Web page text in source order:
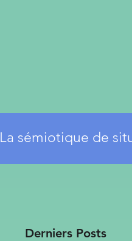
La sémiotique de
Derniers Posts